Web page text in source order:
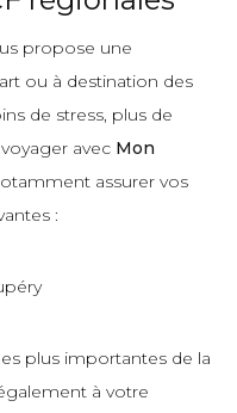
propose une
ou à destination des
de stress, plus de
avec Mon
assurer vos
:
plus importantes de la
à votre